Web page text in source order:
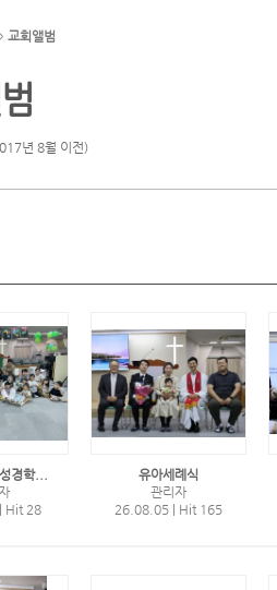
교회앨범
년 8월 이전)
경학...
Hit 28
유아세례식
관리자
26.08.05
Hit 165